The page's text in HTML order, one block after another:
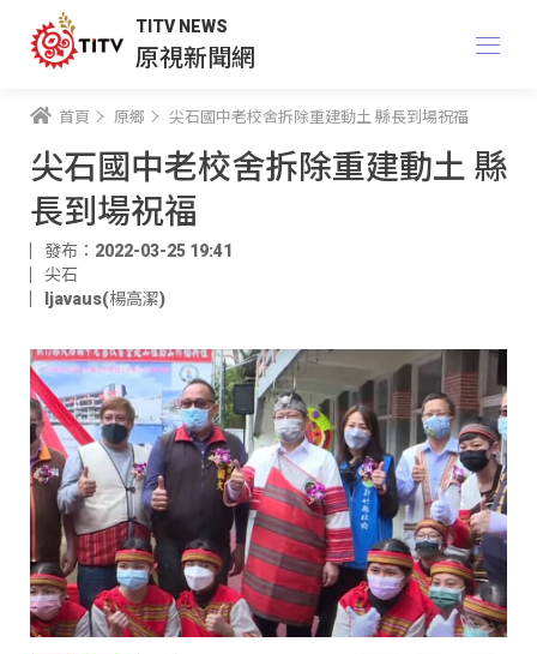
TITV NEWS
原視新聞網
首頁 原鄉 尖石國中老校舍拆除重建動土 縣長到場祝福
尖石國中老校舍拆除重建動土 縣
長到場祝福
發布：2022-03-25 19:41
尖石
ljavaus(楊高潔)